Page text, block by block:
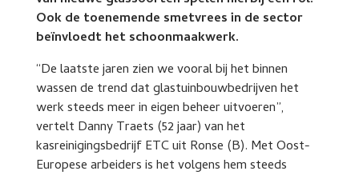
Ook de toenemende smetvrees in de sector
beïnvloedt het schoonmaakwerk.
“De laatste jaren zien we vooral bij het binnen
wassen de trend dat glastuinbouwbedrijven het
werk steeds meer in eigen beheer uitvoeren”,
vertelt Danny Traets (52 jaar) van het
kasreinigingsbedrijf ETC uit Ronse (B). Met Oost-
Europese arbeiders is het volgens hem steeds